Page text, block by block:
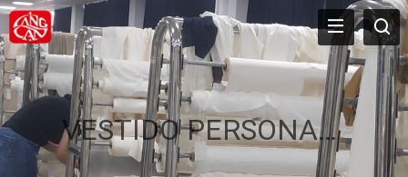
VESTIDO PERSONALIZADO